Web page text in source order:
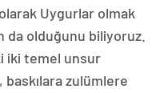
Uygurlar olmak
olduğunu biliyoruz.
iki temel unsur
baskılara zulümlere